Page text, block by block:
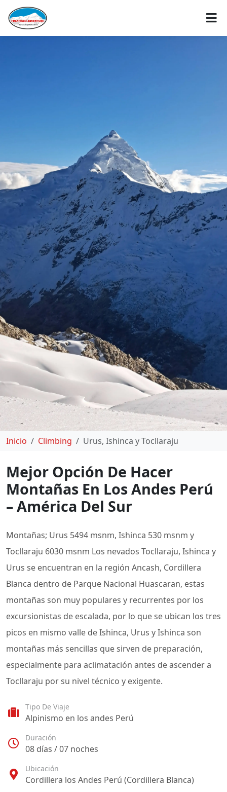
Inicio Climbing Urus, Ishinca y Tocllaraju
Mejor Opción De Hacer
Montañas En Los Andes Perú
– América Del Sur
Montañas; Urus 5494 msnm, Ishinca 530 msnm y
Tocllaraju 6030 msnm Los nevados Tocllaraju, Ishinca y
Urus se encuentran en la región Ancash, Cordillera
Blanca dentro de Parque Nacional Huascaran, estas
montañas son muy populares y recurrentes por los
excursionistas de escalada, por lo que se ubican los tres
picos en mismo valle de Ishinca, Urus y Ishinca son
montañas más sencillas que sirven de preparación,
especialmente para aclimatación antes de ascender a
Tocllaraju por su nivel técnico y exigente.
Tipo De Viaje
Alpinismo en los andes Perú
Duración
08 días / 07 noches
Ubicación
Cordillera los Andes Perú (Cordillera Blanca)